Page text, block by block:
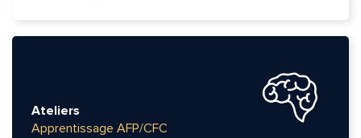
Ateliers
Apprentissage AFP/CFC